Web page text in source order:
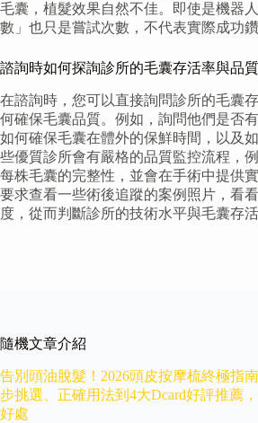
毛囊，植髮效果自然不佳。即使是機器
數」也只是嘗試次數，不代表實際成功
諮詢時如何探詢診所的毛囊存活率與品
在諮詢時，您可以直接詢問診所的毛囊
何確保毛囊品質。例如，詢問他們是否
如何確保毛囊在體外的保鮮時間，以及
些優質診所會有嚴格的品質監控流程，
每株毛囊的完整性，並會在手術中提供
要求查看一些術後追蹤的案例照片，看
度，從而判斷診所的技術水平與毛囊存活
隨機文章介紹
告別頭油脫髮！2026頭皮按摩梳終極指
步挑選、正確用法到4大Dcard好評推薦
好處